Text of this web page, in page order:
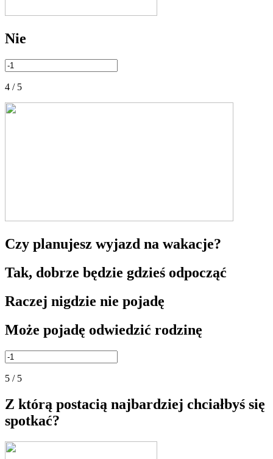
Nie
4 / 5
Czy planujesz wyjazd na wakacje?
Tak, dobrze będzie gdzieś odpocząć
Raczej nigdzie nie pojadę
Może pojadę odwiedzić rodzinę
5 / 5
Z którą postacią najbardziej chciałbyś się
spotkać?